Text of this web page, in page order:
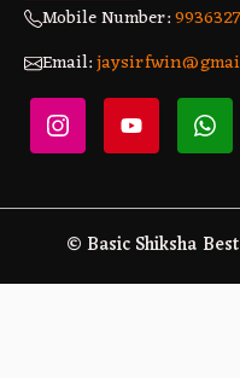
Mobile Number:
Email:
© Basic Shiksha